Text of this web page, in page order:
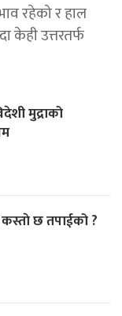
रहेको र हाल
केही उत्तरतर्फ
मुद्राको
कस्ताे छ तपाईको ?